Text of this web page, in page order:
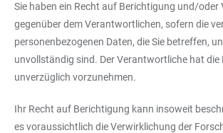
Sie haben ein Recht auf Berichtigung und/oder
gegenüber dem Verantwortlichen, sofern die
personenbezogenen Daten, die Sie betreffen,
unvollständig sind. Der Verantwortliche hat die
unverzüglich vorzunehmen.
Ihr Recht auf Berichtigung kann insoweit
es voraussichtlich die Verwirklichung der